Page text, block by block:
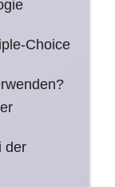
Choice
der